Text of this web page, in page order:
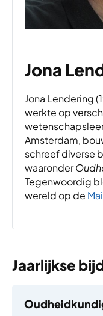
Jona
Jona Lendering
werkte op
Amsterdam,
schreef diverse
waaronder
Tegenwoordig
wereld op de
Jaarlijkse